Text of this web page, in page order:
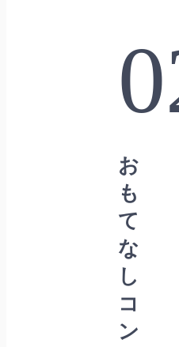
お
も
て
な
し
コ
ン